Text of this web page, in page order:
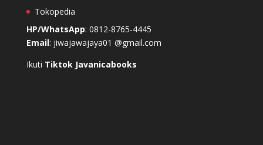
Tokopedia
HP/WhatsApp: 0812-8765-4445
Email: jiwajawajaya01 @gmail.com
Ikuti Tiktok Javanicabooks